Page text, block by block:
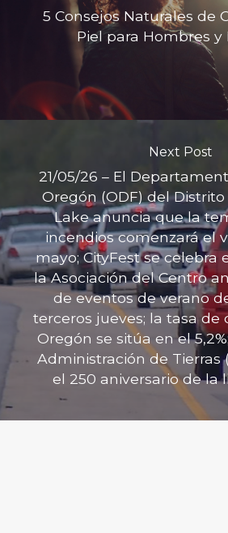
5 Consejos Naturales de
Piel para Hombres y
Next Post
21/05/26 – El
Oregón (ODF) del
Lake anuncia que la
incendios comenzará el
mayo; CityFest se celebra
la Asociación del Centro
de eventos de verano
terceros jueves; la tasa de
Oregón se sitúa en el
Administración de Tierras
el 250 aniversario de la